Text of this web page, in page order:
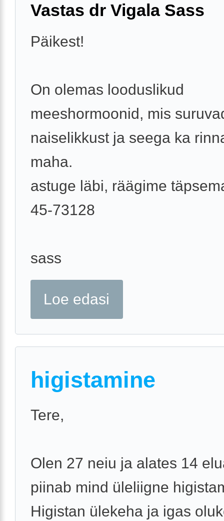
Vastas dr Vigala Sass
Päikest!
On olemas looduslikud
meeshormoonid, mis
naiselikkust ja seega ka
maha.
astuge läbi, räägime
45-73128
sass
Loe edasi
higistamine
Tere,
Olen 27 neiu ja alates 14
piinab mind üleliigne
Higistan ülekeha ja igas